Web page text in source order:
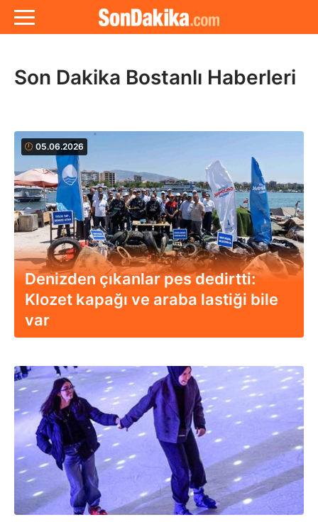
Son Dakika Bostanlı Haberleri
05.06.2026
Denizden çıkanlar pes dedirtti:
Klozet kapağı ve araba lastiği bile
var
19.01.2026